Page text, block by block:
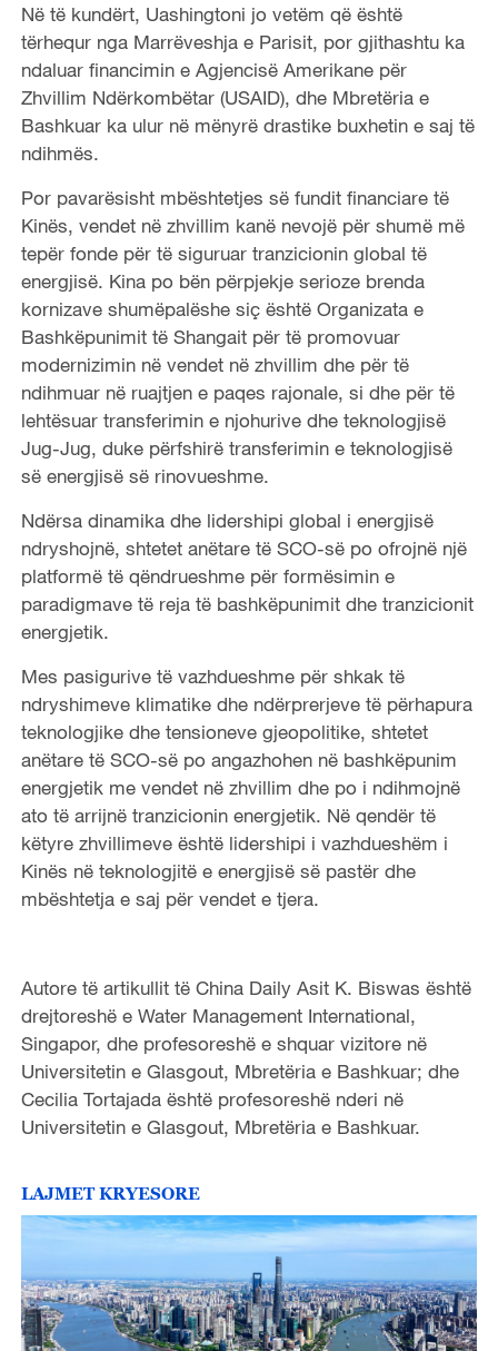
Në të kundërt, Uashingtoni jo vetëm që është
tërhequr nga Marrëveshja e Parisit, por gjithashtu ka
ndaluar financimin e Agjencisë Amerikane për
Zhvillim Ndërkombëtar (USAID), dhe Mbretëria e
Bashkuar ka ulur në mënyrë drastike buxhetin e saj të
ndihmës.
Por pavarësisht mbështetjes së fundit financiare të
Kinës, vendet në zhvillim kanë nevojë për shumë më
tepër fonde për të siguruar tranzicionin global të
energjisë. Kina po bën përpjekje serioze brenda
kornizave shumëpalëshe siç është Organizata e
Bashkëpunimit të Shangait për të promovuar
modernizimin në vendet në zhvillim dhe për të
ndihmuar në ruajtjen e paqes rajonale, si dhe për të
lehtësuar transferimin e njohurive dhe teknologjisë
Jug-Jug, duke përfshirë transferimin e teknologjisë
së energjisë së rinovueshme.
Ndërsa dinamika dhe lidershipi global i energjisë
ndryshojnë, shtetet anëtare të SCO-së po ofrojnë një
platformë të qëndrueshme për formësimin e
paradigmave të reja të bashkëpunimit dhe tranzicionit
energjetik.
Mes pasigurive të vazhdueshme për shkak të
ndryshimeve klimatike dhe ndërprerjeve të përhapura
teknologjike dhe tensioneve gjeopolitike, shtetet
anëtare të SCO-së po angazhohen në bashkëpunim
energjetik me vendet në zhvillim dhe po i ndihmojnë
ato të arrijnë tranzicionin energjetik. Në qendër të
këtyre zhvillimeve është lidershipi i vazhdueshëm i
Kinës në teknologjitë e energjisë së pastër dhe
mbështetja e saj për vendet e tjera.
Autore të artikullit të China Daily Asit K. Biswas është
drejtoreshë e Water Management International,
Singapor, dhe profesoreshë e shquar vizitore në
Universitetin e Glasgout, Mbretëria e Bashkuar; dhe
Cecilia Tortajada është profesoreshë nderi në
Universitetin e Glasgout, Mbretëria e Bashkuar.
LAJMET KRYESORE